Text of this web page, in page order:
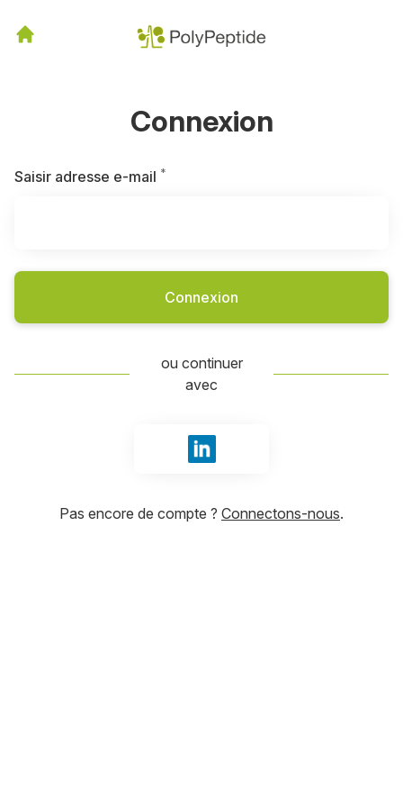
Connexion
Saisir adresse e-mail *
Connexion
ou continuer
avec
Se connecter avec LinkedIn
Pas encore de compte ? Connectons-nous.